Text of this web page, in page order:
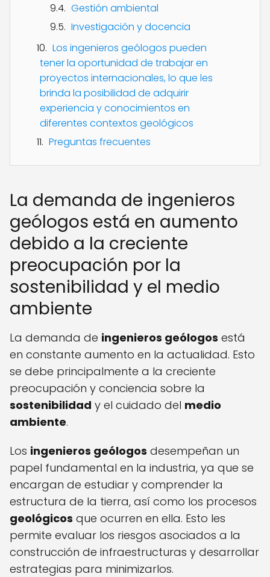
Gestión ambiental
Investigación y docencia
Los ingenieros geólogos pueden
tener la oportunidad de trabajar en
proyectos internacionales, lo que les
brinda la posibilidad de adquirir
experiencia y conocimientos en
diferentes contextos geológicos
Preguntas frecuentes
La demanda de ingenieros
geólogos está en aumento
debido a la creciente
preocupación por la
sostenibilidad y el medio
ambiente
La demanda de ingenieros geólogos está
en constante aumento en la actualidad. Esto
se debe principalmente a la creciente
preocupación y conciencia sobre la
sostenibilidad y el cuidado del medio
ambiente.
Los ingenieros geólogos desempeñan un
papel fundamental en la industria, ya que se
encargan de estudiar y comprender la
estructura de la tierra, así como los procesos
geológicos que ocurren en ella. Esto les
permite evaluar los riesgos asociados a la
construcción de infraestructuras y desarrollar
estrategias para minimizarlos.